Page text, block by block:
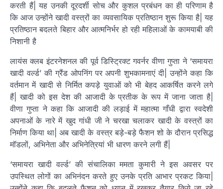
करती हैं| यह उनकी दूरदर्शी सोच और कुशल प्रबंधन का ही परिणाम है
कि आज उन्होंने खादी वस्त्रों का व्यवसायिक प्रतिष्ठान शुरू किया है| यह
प्रतिष्ठान बदलते बिहार और आत्मनिर्भर हो रही महिलाओं के कामयाबी की
निशानी है
लायंस क्लब इंटरनेशनल की पूर्व डिस्ट्रिक्ट गवर्नर वीणा गुप्ता ने ‘समायरा
खादी वर्ल्ड’ की ग्रैंड ओपनिंग पर अपनी शुभकामनाएं दी| उन्होंने कहा कि
वर्तमान में खादी से निर्मित कपड़े युवाओं को भी बेहद आकर्षित करने लगे
हैं| खादी को इस देश की आजादी के प्रतीक के रूप में जाना जाता है|
वीणा गुप्ता ने कहा कि आजादी की लड़ाई में महात्मा गाँधी द्वारा स्वदेशी
अपनाओं के नारे में खुद गांधी जी ने चरखा चलाकर खादी के वस्त्रों का
निर्माण किया था| अब खादी के वस्त्र बड़े-बड़े फैशन शो के दौरान प्रसिद्ध
मॉडलों, अभिनेता और अभिनेत्रियां भी धारण करने लगी हैं|
‘समायरा खादी वर्ल्ड’ की संचालिका ममता कुमारी ने इस अवसर पर
उपस्थित लोगों का अभिनंदन करते हुए उनके प्रति आभार प्रकट किया|